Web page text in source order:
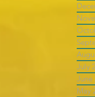
July
June
May